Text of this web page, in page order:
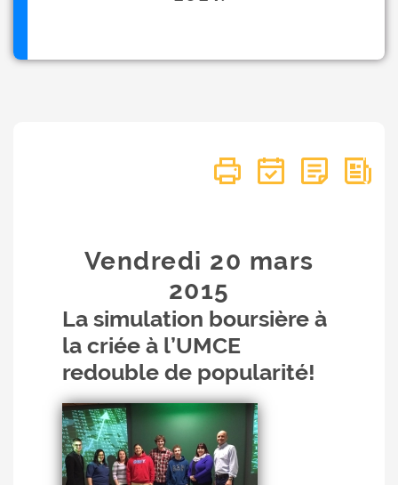
Vendredi 20 mars
2015
La simulation boursière à
la criée à l’UMCE
redouble de popularité!